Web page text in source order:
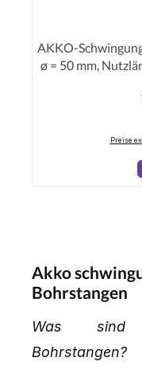
AKKO-
ø = 50 mm,
Preise
Akko
Bohrstangen
Was sind
Bohrstangen?